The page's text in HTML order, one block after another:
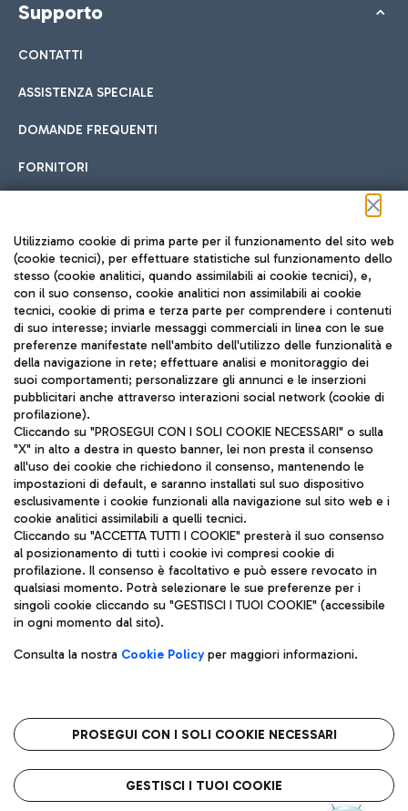
Supporto
CONTATTI
ASSISTENZA SPECIALE
DOMANDE FREQUENTI
FORNITORI
Seguici sui social
TRAVEL JOURNAL
ITA
Aeroporti di Roma S.p.A. - Società soggetta a direzione e
coordinamento di Mundys S.p.A.
Codice fiscale e Registro delle Imprese di Roma 13032990155 P.
IVA 06572251004
Capitale sociale 62.224.743,00 int. vers.
Sede legale: Via Pier Paolo Racchetti 1 - 00054 Fiumicino (RM)
telefono +39 06 65951
Privacy policy
Note legali
Roma FCO
L'aeroporto stellato
Utilizziamo cookie di prima parte per il funzionamento del sito web
(cookie tecnici), per effettuare statistiche sul funzionamento dello
stesso (cookie analitici, quando assimilabili ai cookie tecnici), e,
con il suo consenso, cookie analitici non assimilabili ai cookie
tecnici, cookie di prima e terza parte per comprendere i contenuti
di suo interesse; inviarle messaggi commerciali in linea con le sue
preferenze manifestate nell'ambito dell'utilizzo delle funzionalità e
della navigazione in rete; effettuare analisi e monitoraggio dei
suoi comportamenti; personalizzare gli annunci e le inserzioni
pubblicitari anche attraverso interazioni social network (cookie di
profilazione).
Cliccando su "PROSEGUI CON I SOLI COOKIE NECESSARI" o sulla
"X" in alto a destra in questo banner, lei non presta il consenso
all'uso dei cookie che richiedono il consenso, mantenendo le
impostazioni di default, e saranno installati sul suo dispositivo
esclusivamente i cookie funzionali alla navigazione sul sito web e i
cookie analitici assimilabili a quelli tecnici.
Cliccando su "ACCETTA TUTTI I COOKIE" presterà il suo consenso
al posizionamento di tutti i cookie ivi compresi cookie di
profilazione. Il consenso è facoltativo e può essere revocato in
qualsiasi momento. Potrà selezionare le sue preferenze per i
singoli cookie cliccando su "GESTISCI I TUOI COOKIE" (accessibile
in ogni momento dal sito).
Consulta la nostra Cookie Policyper maggiori informazioni.
PROSEGUI CON I SOLI COOKIE NECESSARI
GESTISCI I TUOI COOKIE